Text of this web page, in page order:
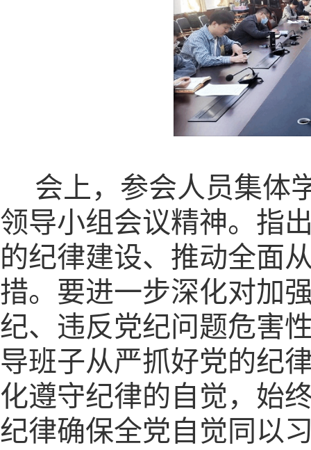
会上，参会人员集体
领导小组会议精神。指
的纪律建设、推动全面
措。要进一步深化对加
纪、违反党纪问题危害
导班子从严抓好党的纪
化遵守纪律的自觉，始
纪律确保全党自觉同以